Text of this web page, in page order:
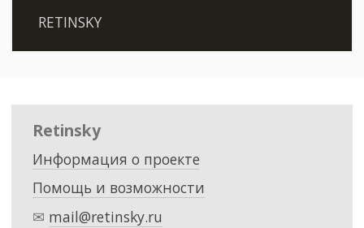
RETINSKY
Retinsky
Информация о проекте
Помощь и возможности
✉ mail@retinsky.ru